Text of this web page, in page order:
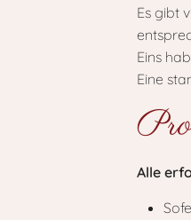
Es gibt
Eins
Eine
Alle